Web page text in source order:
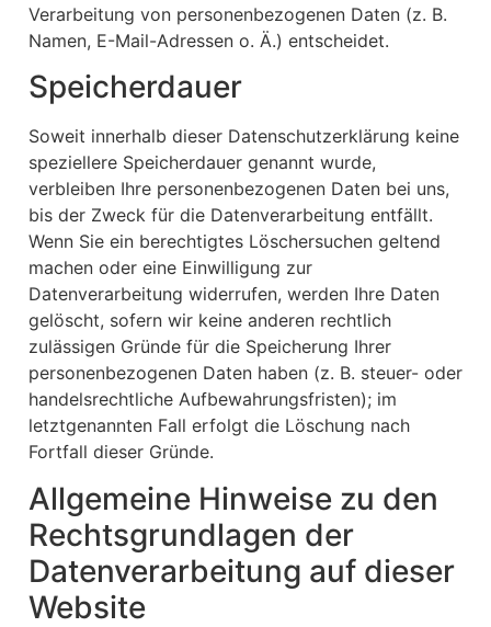
Verarbeitung von personenbezogenen Daten (z. B.
Namen, E-Mail-Adressen o. Ä.) entscheidet.
Speicherdauer
Soweit innerhalb dieser Datenschutzerklärung keine
speziellere Speicherdauer genannt wurde,
verbleiben Ihre personenbezogenen Daten bei uns,
bis der Zweck für die Datenverarbeitung entfällt.
Wenn Sie ein berechtigtes Löschersuchen geltend
machen oder eine Einwilligung zur
Datenverarbeitung widerrufen, werden Ihre Daten
gelöscht, sofern wir keine anderen rechtlich
zulässigen Gründe für die Speicherung Ihrer
personenbezogenen Daten haben (z. B. steuer- oder
handelsrechtliche Aufbewahrungsfristen); im
letztgenannten Fall erfolgt die Löschung nach
Fortfall dieser Gründe.
Allgemeine Hinweise zu den
Rechtsgrundlagen der
Datenverarbeitung auf dieser
Website